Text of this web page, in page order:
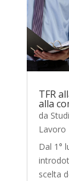
TFR
alla
da
Lavoro
Dal 1°
scelta